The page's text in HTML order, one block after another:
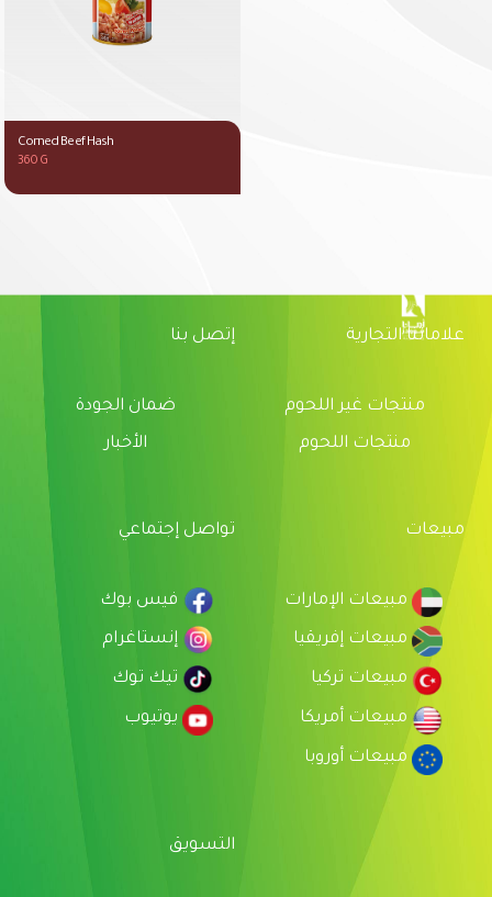
Corned Beef Hash
360 G
إتصل بنا
ضمان الجودة
الأخبار
علاماتنا التجارية
منتجات غير اللحوم
منتجات اللحوم
تواصل إجتماعي
فيس بوك
إنستاغرام
تيك توك
يوتيوب
مبيعات
مبيعات الإمارات
مبيعات إفريقيا
مبيعات تركيا
مبيعات أمريكا
مبيعات أوروبا
التسويق